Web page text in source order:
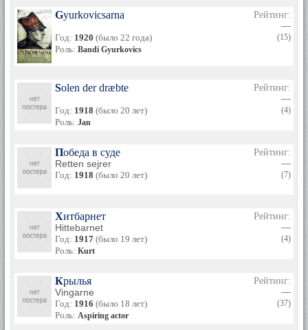
Gyurkovicsarna
Год: 1920 (было 22 года)
Роль: Bandi Gyurkovics
Рейтинг:
—
(15)
Solen der dræbte
Год: 1918 (было 20 лет)
Роль: Jan
Рейтинг:
—
(4)
Победа в суде
Retten sejrer
Год: 1918 (было 20 лет)
Рейтинг:
—
(7)
Хитбарнет
Hittebarnet
Год: 1917 (было 19 лет)
Роль: Kurt
Рейтинг:
—
(4)
Крылья
Vingarne
Год: 1916 (было 18 лет)
Роль: Aspiring actor
Рейтинг:
—
(37)